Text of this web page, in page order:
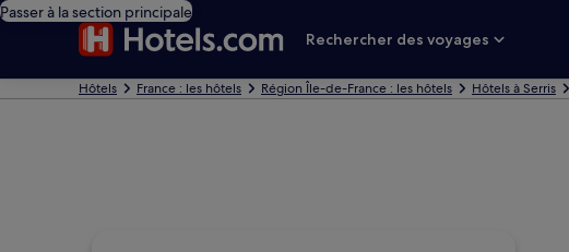
Passer à la section principale
Rechercher des voyages
Hôtels France : les hôtels Région Île-de-France : les hôtels Hôtels à Serris